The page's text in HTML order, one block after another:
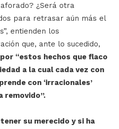
¿Será otra
para retrasar aún más el
entienden los
que, ante lo sucedido,
“estos hechos que flaco
a la cual cada vez con
con ‘irracionales’
removido”.
su merecido y si ha